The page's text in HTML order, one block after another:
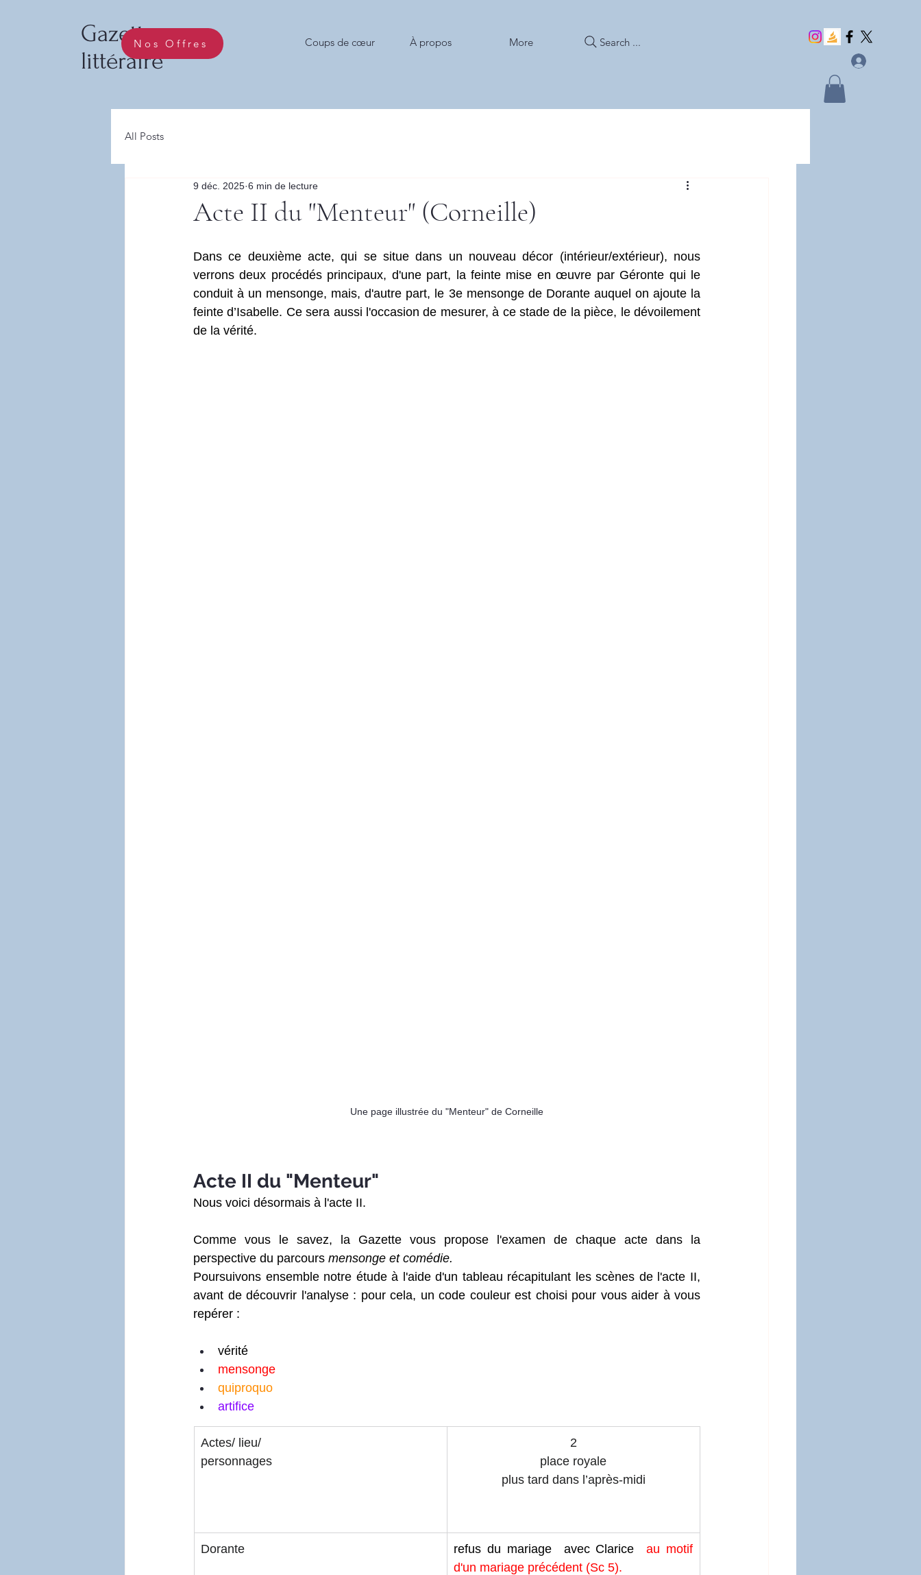
Gazette
littéraire
Nos Offres Coups de cœur À propos More Search ...
All Posts
Acte II du "Menteur" (Corneille)
9 déc. 2025 6 min de lecture
Dans ce deuxième acte, qui se situe dans un nouveau décor (intérieur/extérieur), nous
verrons deux procédés principaux, d'une part, la feinte mise en œuvre par Géronte qui le
conduit à un mensonge, mais, d'autre part, le 3e mensonge de Dorante auquel on ajoute la
feinte d’Isabelle. Ce sera aussi l'occasion de mesurer, à ce stade de la pièce, le dévoilement
de la vérité.
Une page illustrée du "Menteur" de Corneille
Acte II du "Menteur"
Nous voici désormais à l'acte II.
Comme vous le savez, la Gazette vous propose l'examen de chaque acte dans la
perspective du parcours mensonge et comédie.
Poursuivons ensemble notre étude à l'aide d'un tableau récapitulant les scènes de l'acte II,
avant de découvrir l'analyse : pour cela, un code couleur est choisi pour vous aider à vous
repérer :
vérité
mensonge
quiproquo
artifice
Actes/ lieu/
personnages
2
place royale
plus tard dans l’après-midi
Dorante refus du mariage  avec Clarice
au motif
d'un mariage précédent (Sc 5).